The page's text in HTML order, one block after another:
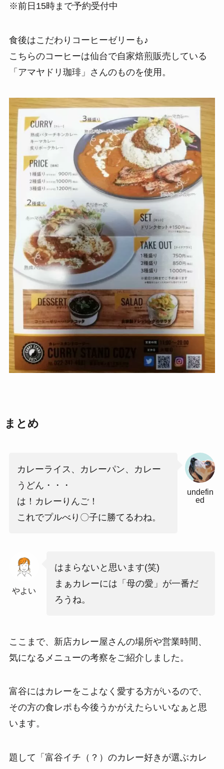
※前日15時まで予約受付中
食後はこだわりコーヒーゼリーも♪
こちらのコーヒーは仙台で自家焙煎販売している
「アマヤドリ珈琲」さんのものを使用。
まとめ
undefin
ed
カレーライス、カレーパン、カレー
うどん・・・
は！カレーりんご！
これでプルべり〇子に勝てるわね。
やよい
はまらないと思います(笑)
まぁカレーには「母の愛」が一番だ
ろうね。
ここまで、新店カレー屋さんの場所や営業時間、
気になるメニューの考察をご紹介しました。
富谷にはカレーをこよなく愛する方がいるので、
その方の食レポも今後うかがえたらいいなぁと思
います。
題して「富谷イチ（？）のカレー好きが選ぶカレ